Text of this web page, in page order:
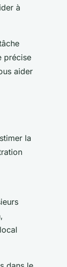
à
précise
aider
la